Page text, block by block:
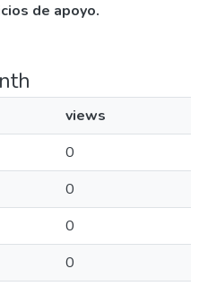
de apoyo.
views
0
0
0
0